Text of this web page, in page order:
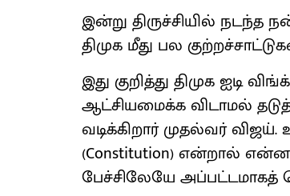
இன்று திருச்சியில் நடந்த
திமுக மீது பல
இது குறித்து திமுக ஐடி
ஆட்சியமைக்க விடாமல்
வடிக்கிறார் முதல்வர்
(Constitution) என்றால்
பேச்சிலேயே அப்பட்டமாகத்